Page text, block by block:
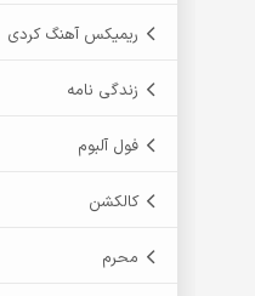
ریمیکس آهنگ کردی
زندگی نامه
فول آلبوم
کالکشن
محرم